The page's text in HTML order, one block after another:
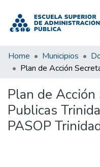
Home Municipios
Plan de
Publicas
PASOP